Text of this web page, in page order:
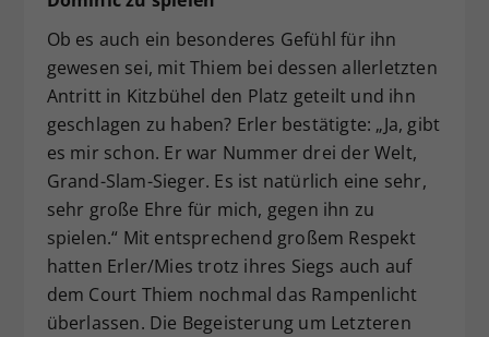
Ob es auch ein besonderes Gefühl für ihn
gewesen sei, mit Thiem bei dessen allerletzten
Antritt in Kitzbühel den Platz geteilt und ihn
geschlagen zu haben? Erler bestätigte: „Ja, gibt
es mir schon. Er war Nummer drei der Welt,
Grand-Slam-Sieger. Es ist natürlich eine sehr,
sehr große Ehre für mich, gegen ihn zu
spielen.“ Mit entsprechend großem Respekt
hatten Erler/Mies trotz ihres Siegs auch auf
dem Court Thiem nochmal das Rampenlicht
überlassen. Die Begeisterung um Letzteren